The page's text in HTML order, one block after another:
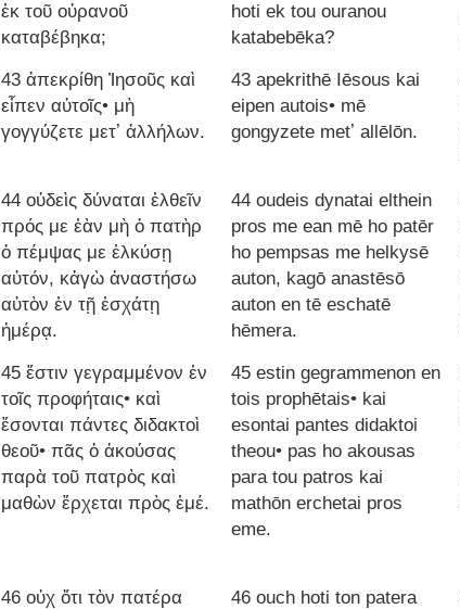
ἐκ τοῦ οὐρανοῦ
καταβέβηκα;
hoti ek tou ouranou
katabebēka?
43 ἀπεκρίθη Ἰησοῦς καὶ
εἶπεν αὐτοῖς• μὴ
γογγύζετε μετʼ ἀλλήλων.
43 apekrithē Iēsous kai
eipen autois• mē
gongyzete metʼ allēlōn.
44 οὐδεὶς δύναται ἐλθεῖν
πρός με ἐὰν μὴ ὁ πατὴρ
ὁ πέμψας με ἑλκύσῃ
αὐτόν, κἀγὼ ἀναστήσω
αὐτὸν ἐν τῇ ἐσχάτῃ
ἡμέρᾳ.
44 oudeis dynatai elthein
pros me ean mē ho patēr
ho pempsas me helkysē
auton, kagō anastēsō
auton en tē eschatē
hēmera.
45 ἔστιν γεγραμμένον ἐν
τοῖς προφήταις• καὶ
ἔσονται πάντες διδακτοὶ
θεοῦ• πᾶς ὁ ἀκούσας
παρὰ τοῦ πατρὸς καὶ
μαθὼν ἔρχεται πρὸς ἐμέ.
45 estin gegrammenon en
tois prophētais• kai
esontai pantes didaktoi
theou• pas ho akousas
para tou patros kai
mathōn erchetai pros
eme.
46 οὐχ ὅτι τὸν πατέρα
46 ouch hoti ton patera